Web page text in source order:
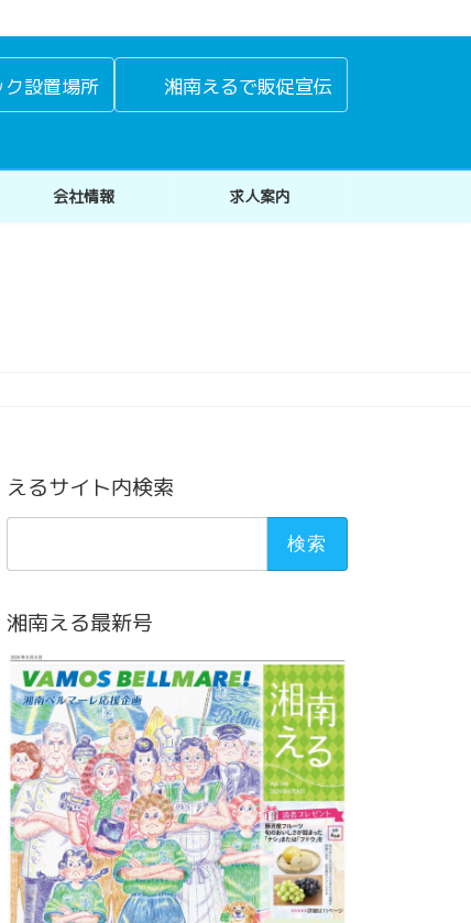
ク設置場所 湘南えるで販促宣伝
会社情報 求人案内
えるサイト内検索
湘南える最新号